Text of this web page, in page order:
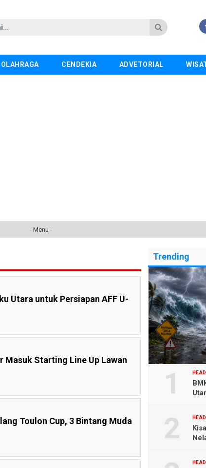
OLAHRAGA CENDEKIA ADVETORIAL
- Menu -
Utara untuk Persiapan AFF U-
Starting Line Up Lawan
Toulon Cup, 3 Bintang Muda
Trending